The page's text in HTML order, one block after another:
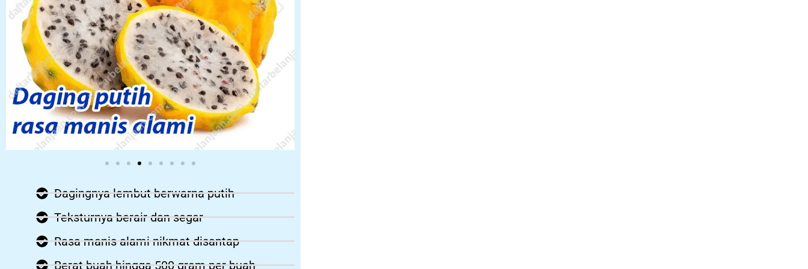
Dagingnya lembut berwarna putih
Teksturnya berair dan segar
Rasa manis alami nikmat disantap
Berat buah hingga 500 gram per buah